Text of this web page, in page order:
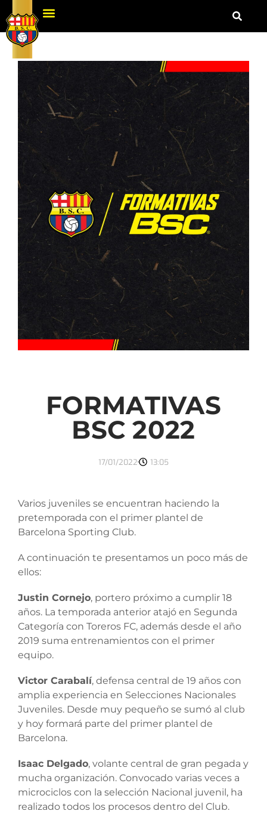
FORMATIVAS
BSC 2022
17/01/2022 13:05
Varios juveniles se encuentran haciendo la
pretemporada con el primer plantel de
Barcelona Sporting Club.
A continuación te presentamos un poco más de
ellos:
Justin Cornejo, portero próximo a cumplir 18
años. La temporada anterior atajó en Segunda
Categoría con Toreros FC, además desde el año
2019 suma entrenamientos con el primer
equipo.
Victor Carabalí, defensa central de 19 años con
amplia experiencia en Selecciones Nacionales
Juveniles. Desde muy pequeño se sumó al club
y hoy formará parte del primer plantel de
Barcelona.
Isaac Delgado, volante central de gran pegada y
mucha organización. Convocado varias veces a
microciclos con la selección Nacional juvenil, ha
realizado todos los procesos dentro del Club.